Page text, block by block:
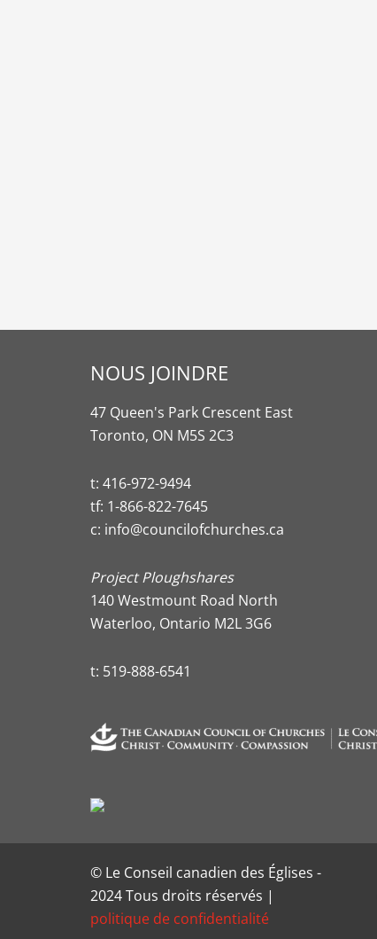
NOUS JOINDRE
47 Queen's Park Crescent East
Toronto, ON M5S 2C3
t: 416-972-9494
tf: 1-866-822-7645
c: info@councilofchurches.ca
Project Ploughshares
140 Westmount Road North
Waterloo, Ontario M2L 3G6
t: 519-888-6541
© Le Conseil canadien des Églises -
2024 Tous droits réservés |
politique de confidentialité